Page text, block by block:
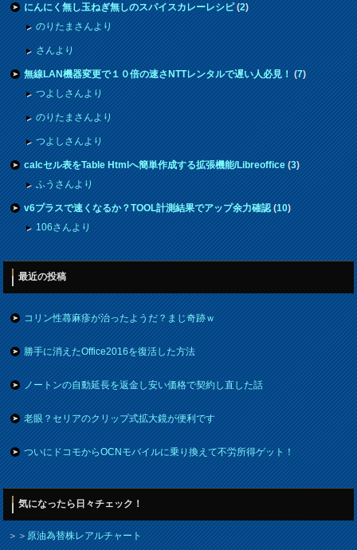
にんにく無し玉ねぎ無しのスパイスカレーレシピ(2)
のりたまさんより
さんより
無線LAN機器変更で１０倍の速さNTTレンタルで遅い人必見！(7)
つよしさんより
のりたまさんより
つよしさんより
calcセル表をTable Htmlへ簡単作成する拡張機能/Libreoffice(3)
ふうさんより
v6プラスで速くなるか？TOOL計測結果でアップ余力確認(10)
106さんより
最近の投稿
コリン性蕁麻疹が治ったようだ？まじ奇跡ｗ
勝手に消えたOffice2016を復活した方法
ノートンの自動延長を返金し安い価格で契約し直した話
老眼？セリアのクリップ式拡大鏡が便利です
ついにドコモからOCNモバイルに乗り換えて不労所得ゲット！
気になったら日々チェック！
＞＞原油為替株レアルチャート